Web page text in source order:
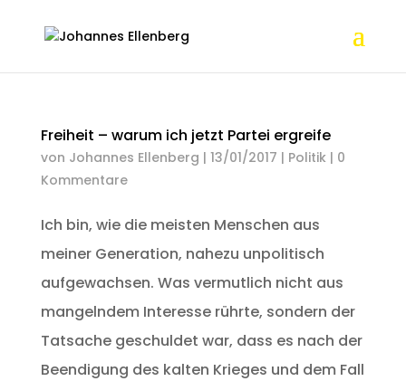
Freiheit – warum ich jetzt Partei ergreife
von Johannes Ellenberg | 13/01/2017 | Politik| 0
Kommentare
Ich bin, wie die meisten Menschen aus
meiner Generation, nahezu unpolitisch
aufgewachsen. Was vermutlich nicht aus
mangelndem Interesse rührte, sondern der
Tatsache geschuldet war, dass es nach der
Beendigung des kalten Krieges und dem Fall